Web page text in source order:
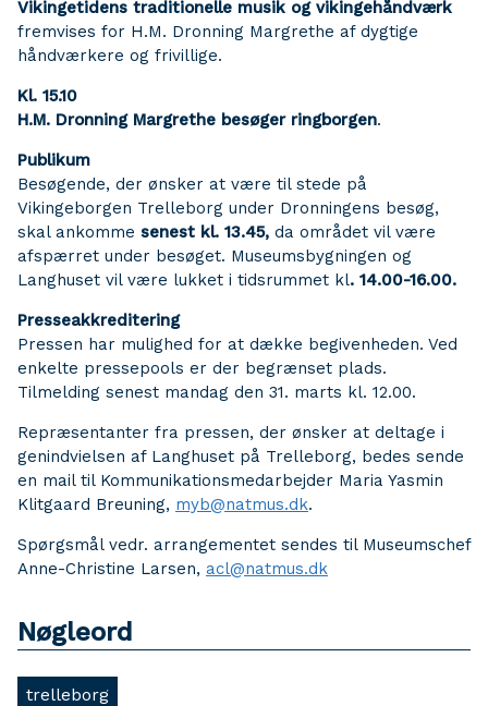
Vikingetidens traditionelle musik og vikingehåndværk
fremvises for H.M. Dronning Margrethe af dygtige
håndværkere og frivillige.
Kl. 15.10
H.M. Dronning Margrethe besøger ringborgen.
Publikum
Besøgende, der ønsker at være til stede på
Vikingeborgen Trelleborg under Dronningens besøg,
skal ankomme senest kl. 13.45, da området vil være
afspærret under besøget. Museumsbygningen og
Langhuset vil være lukket i tidsrummet kl. 14.00-16.00.
Presseakkreditering
Pressen har mulighed for at dække begivenheden. Ved
enkelte pressepools er der begrænset plads.
Tilmelding senest mandag den 31. marts kl. 12.00.
Repræsentanter fra pressen, der ønsker at deltage i
genindvielsen af Langhuset på Trelleborg, bedes sende
en mail til Kommunikationsmedarbejder Maria Yasmin
Klitgaard Breuning, myb@natmus.dk.
Spørgsmål vedr. arrangementet sendes til Museumschef
Anne-Christine Larsen, acl@natmus.dk
Nøgleord
trelleborg